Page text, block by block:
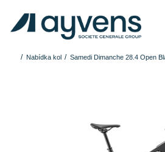
Nabídka kol Samedi Dimanche 28.4 Open